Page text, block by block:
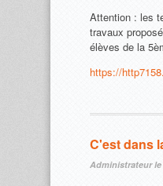
Attention : les
travaux
élèves de la
https://
C'est dans
Administrateur le